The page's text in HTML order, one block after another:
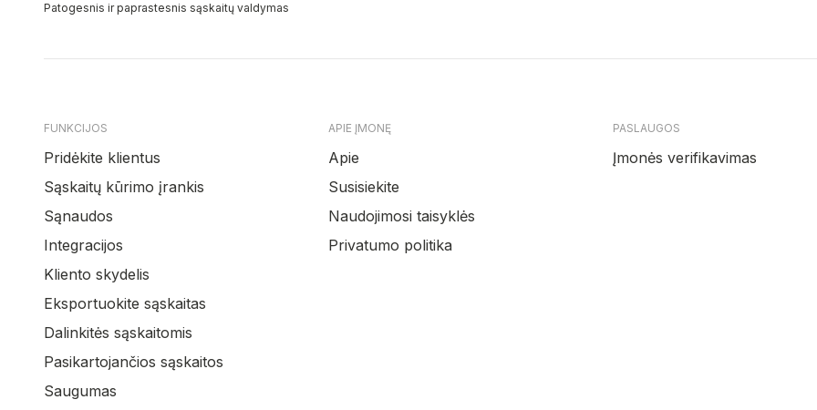
Patogesnis ir paprastesnis sąskaitų valdymas
FUNKCIJOS
Pridėkite klientus
Sąskaitų kūrimo įrankis
Sąnaudos
Integracijos
Kliento skydelis
Eksportuokite sąskaitas
Dalinkitės sąskaitomis
Pasikartojančios sąskaitos
Saugumas
APIE ĮMONĘ
Apie
Susisiekite
Naudojimosi taisyklės
Privatumo politika
PASLAUGOS
Įmonės verifikavimas